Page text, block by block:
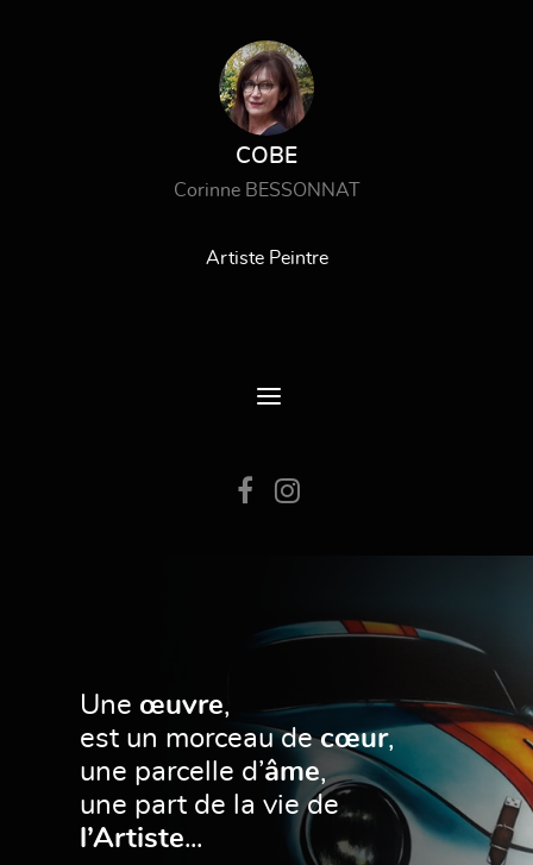
COBE
Corinne BESSONNAT
Artiste Peintre
Une œuvre,
est un morceau decœur,
une parcelle d’âme,
une part de la vie de
l’Artiste...